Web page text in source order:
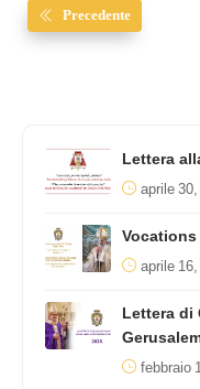
Precedente
Lettera
aprile
aprile
Lettera di
febbraio